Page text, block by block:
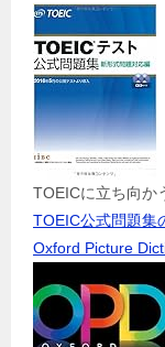
TOEICに立ち向か
TOEIC公式問題集
Oxford Picture